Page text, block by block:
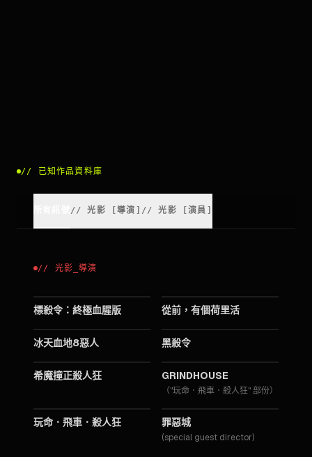
// 已知作品資料庫
//光影 [導演 ] //光影 [演員 ]
// 光影 _導演
標殺令：終極血腥版 從前，有個荷里活
2015
冰天血地8惡人 黑殺令
希魔撞正殺人狂 GRINDHOUSE
（"玩命．飛車．殺人狂" 部份）
玩命．飛車．殺人狂
2005
罪惡城
(special guest director)